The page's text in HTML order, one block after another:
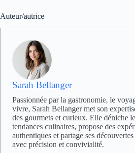
Auteur/autrice
Sarah Bellanger
Passionnée par la gastronomie, le
vivre, Sarah Bellanger met son
des gourmets et curieux. Elle déniche
tendances culinaires, propose des
authentiques et partage ses
avec précision et convivialité.